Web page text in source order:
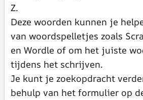
Z.
Deze woorden kunnen je
van woordspelletjes zoals
en Wordle of om het juiste
tijdens het schrijven.
Je kunt je zoekopdracht
behulp van het formulier op